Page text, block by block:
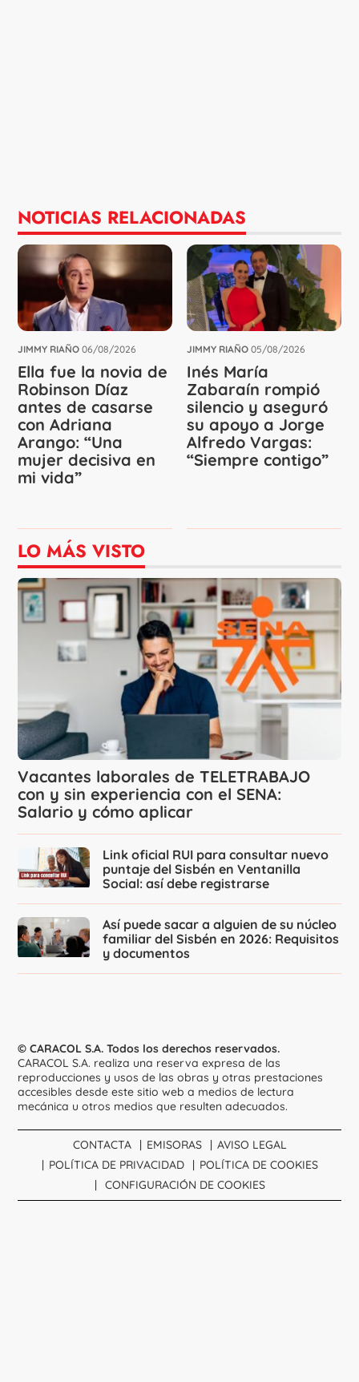
NOTICIAS RELACIONADAS
JIMMY RIAÑO 06/08/2026
Ella fue la novia de
Robinson Díaz
antes de casarse
con Adriana
Arango: “Una
mujer decisiva en
mi vida”
JIMMY RIAÑO 05/08/2026
Inés María
Zabaraín rompió
silencio y aseguró
su apoyo a Jorge
Alfredo Vargas:
“Siempre contigo”
LO MÁS VISTO
Vacantes laborales de TELETRABAJO
con y sin experiencia con el SENA:
Salario y cómo aplicar
Link oficial RUI para consultar nuevo
puntaje del Sisbén en Ventanilla
Social: así debe registrarse
Así puede sacar a alguien de su núcleo
familiar del Sisbén en 2026: Requisitos
y documentos
© CARACOL S.A. Todos los derechos reservados.
CARACOL S.A. realiza una reserva expresa de las
reproducciones y usos de las obras y otras prestaciones
accesibles desde este sitio web a medios de lectura
mecánica u otros medios que resulten adecuados.
CONTACTA EMISORAS
AVISO LEGAL
POLÍTICA DE PRIVACIDAD
POLÍTICA DE COOKIES
CONFIGURACIÓN DE COOKIES